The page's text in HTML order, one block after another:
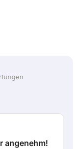
angenehm!